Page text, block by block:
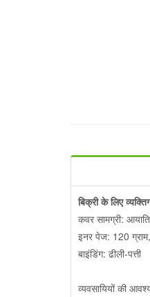
बिक्री के लिए
कवर सामग्री:
इनर पेज: 120
बाइंडिंग: ढीली-पत्ती
व्यवसायियों की